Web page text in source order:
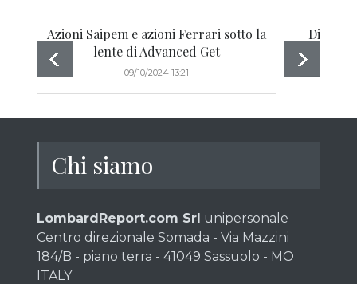
Azioni Saipem e azioni Ferrari sotto la
lente di Advanced Get
09/10/2024 13:21
Di
Chi siamo
LombardReport.com Srl unipersonale
Centro direzionale Somada - Via Mazzini
184/B - piano terra - 41049 Sassuolo - MO
ITALY